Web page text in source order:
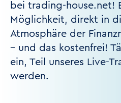
bei trading-house.net!
Möglichkeit, direkt in
Atmosphäre der
– und das kostenfrei!
ein, Teil unseres Live-
werden.